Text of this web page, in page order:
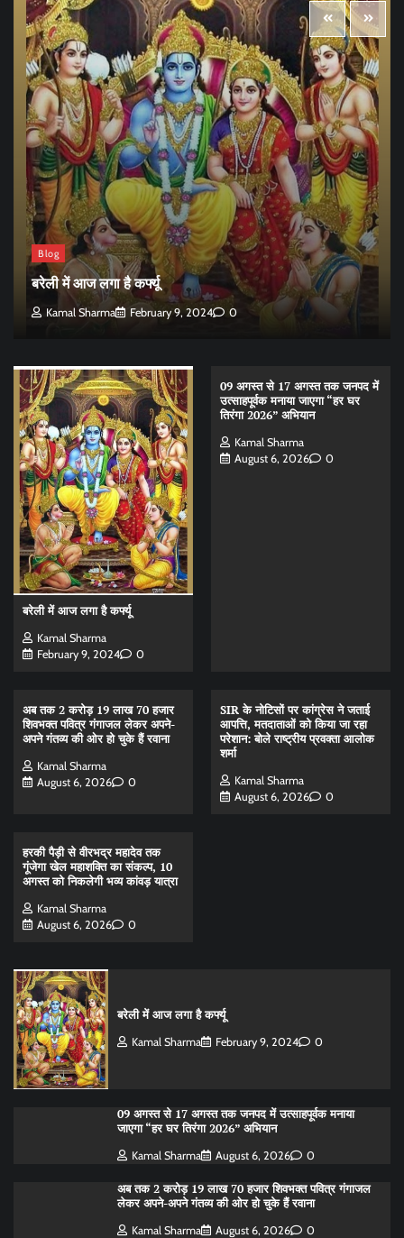
Blog
बरेली में आज लगा है कर्फ्यू
Kamal Sharma February 9, 2024 0
बरेली में आज लगा है कर्फ्यू
Kamal Sharma
February 9, 2024
0
09 अगस्त से 17 अगस्त तक जनपद में
उत्साहपूर्वक मनाया जाएगा “हर घर
तिरंगा 2026” अभियान
Kamal Sharma
August 6, 2026
0
अब तक 2 करोड़ 19 लाख 70 हजार
शिवभक्त पवित्र गंगाजल लेकर अपने-
अपने गंतव्य की ओर हो चुके हैं रवाना
Kamal Sharma
August 6, 2026
0
SIR के नोटिसों पर कांग्रेस ने जताई
आपत्ति, मतदाताओं को किया जा रहा
परेशान: बोले राष्ट्रीय प्रवक्ता आलोक
शर्मा
Kamal Sharma
August 6, 2026
0
हरकी पैड़ी से वीरभद्र महादेव तक
गूंजेगा खेल महाशक्ति का संकल्प, 10
अगस्त को निकलेगी भव्य कांवड़ यात्रा
Kamal Sharma
August 6, 2026
0
बरेली में आज लगा है कर्फ्यू
Kamal Sharma February 9, 2024 0
09 अगस्त से 17 अगस्त तक जनपद में उत्साहपूर्वक मनाया
जाएगा “हर घर तिरंगा 2026” अभियान
Kamal Sharma August 6, 2026 0
अब तक 2 करोड़ 19 लाख 70 हजार शिवभक्त पवित्र गंगाजल
लेकर अपने-अपने गंतव्य की ओर हो चुके हैं रवाना
Kamal Sharma August 6, 2026 0